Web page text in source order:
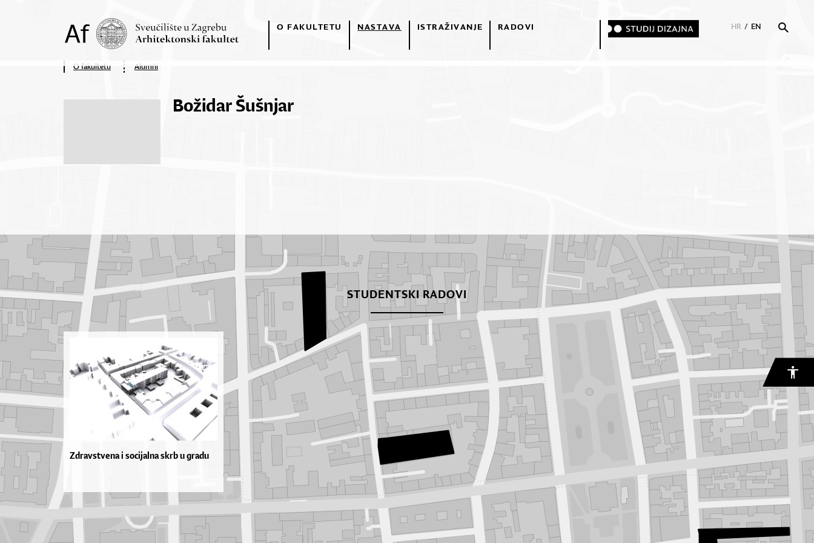
O FAKULTETU NASTAVA ISTRAŽIVANJE RADOVI HR / EN
O fakultetu Alumni
Božidar Šušnjar
STUDENTSKI RADOVI
Zdravstvena i socijalna skrb u gradu